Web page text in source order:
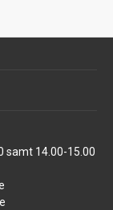
samt 14.00-15.00